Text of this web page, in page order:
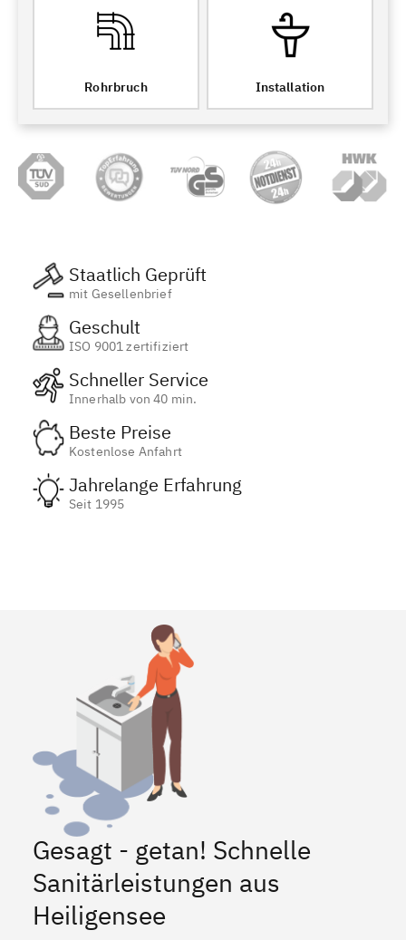
Rohrbruch Installation
Staatlich Geprüft
mit Gesellenbrief
Geschult
ISO 9001 zertifiziert
Schneller Service
Innerhalb von 40 min.
Beste Preise
Kostenlose Anfahrt
Jahrelange Erfahrung
Seit 1995
Gesagt - getan! Schnelle
Sanitärleistungen aus
Heiligensee